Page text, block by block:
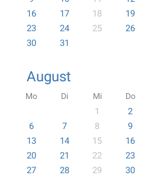
16
17 18 19
23
24 25 26
30
31
August
Mo Di Mi Do
1 2
6
7 8 9
13
14 15 16
20
21 22 23
27
28 29 30